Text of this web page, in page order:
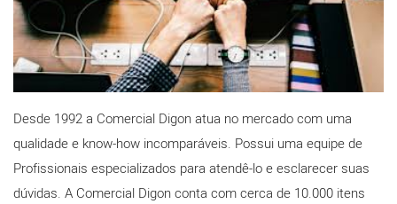
Desde 1992 a Comercial Digon atua no mercado com uma
qualidade e know-how incomparáveis. Possui uma equipe de
Profissionais especializados para atendê-lo e esclarecer suas
dúvidas. A Comercial Digon conta com cerca de 10.000 itens